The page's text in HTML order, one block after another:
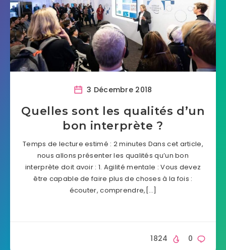
3 Décembre 2018
Quelles sont les qualités d’un
bon interprète ?
Temps de lecture estimé : 2 minutes Dans cet article,
nous allons présenter les qualités qu’un bon
interprète doit avoir : 1. Agilité mentale : Vous devez
être capable de faire plus de choses à la fois :
écouter, comprendre,[…]
0
1824